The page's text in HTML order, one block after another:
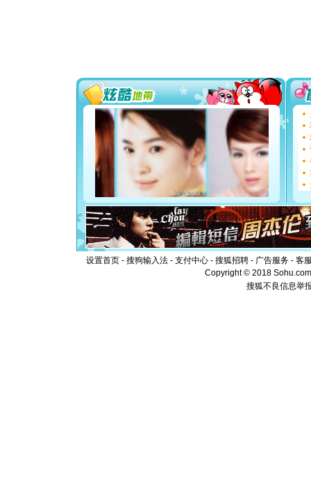
你太多，
要平安
[圣诞节]
能正大
都要快乐
[圣诞节]
如意,快
[元旦]
看
断电。
你是我
[元旦]如
起；二是
离。水晶
[元旦]当
泣，这痛
卖了。水
[春节]风
颜！冬去
设置首页 - 搜狗输入法 - 支付中心 - 搜狐招聘 - 广告服务 - 客
Copyright © 2018
搜狐不良信息举